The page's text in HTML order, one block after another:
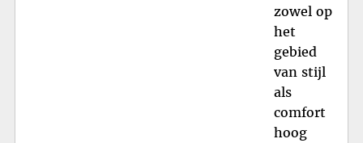
zowel op
het
gebied
van stijl
als
comfort
hoog